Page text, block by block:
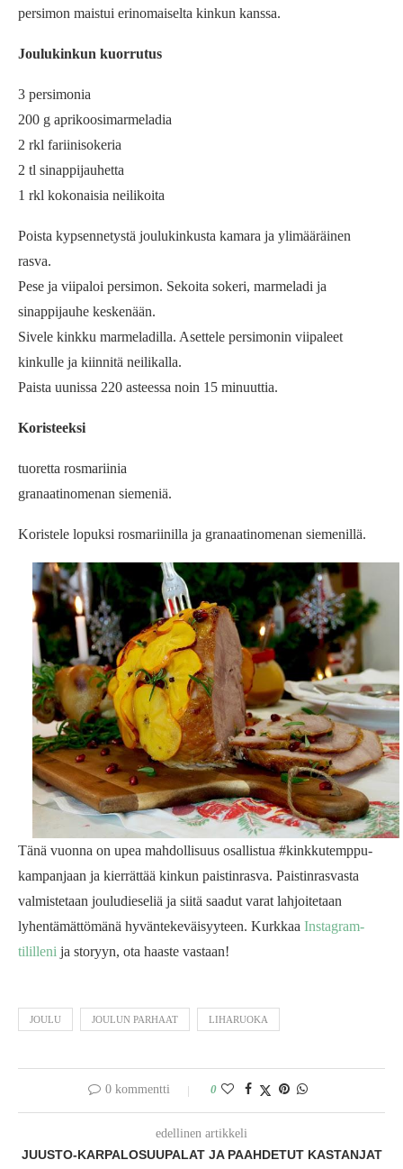
persimon maistui erinomaiselta kinkun kanssa.
Joulukinkun kuorrutus
3 persimonia
200 g aprikoosimarmeladia
2 rkl fariinisokeria
2 tl sinappijauhetta
1 rkl kokonaisia neilikoita
Poista kypsennetystä joulukinkusta kamara ja ylimääräinen
rasva.
Pese ja viipaloi persimon. Sekoita sokeri, marmeladi ja
sinappijauhe keskenään.
Sivele kinkku marmeladilla. Asettele persimonin viipaleet
kinkulle ja kiinnitä neilikalla.
Paista uunissa 220 asteessa noin 15 minuuttia.
Koristeeksi
tuoretta rosmariinia
granaatinomenan siemeniä.
Koristele lopuksi rosmariinilla ja granaatinomenan siemenillä.
Tänä vuonna on upea mahdollisuus osallistua #kinkkutemppu-
kampanjaan ja kierrättää kinkun paistinrasva. Paistinrasvasta
valmistetaan jouludieseliä ja siitä saadut varat lahjoitetaan
lyhentämättömänä hyväntekeväisyyteen. Kurkkaa Instagram-
tililleni ja storyyn, ota haaste vastaan!
JOULU JOULUN PARHAAT LIHARUOKA
0 kommentti 0
edellinen artikkeli
JUUSTO-KARPALOSUUPALAT JA PAAHDETUT KASTANJAT